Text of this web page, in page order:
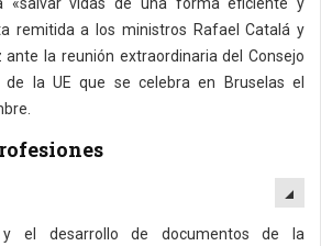
remitida a los ministros Rafael Catalá y
ante la reunión extraordinaria del Consejo
la UE que se celebra en Bruselas el
y el desarrollo de documentos de la